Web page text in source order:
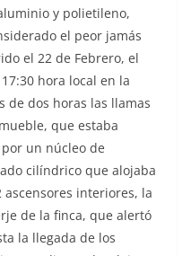
y polietileno,
el peor jamás
el 22 de Febrero, el
hora local en la
de dos horas las llamas
que estaba
un núcleo de
cilíndrico que alojaba
ascensores interiores, la
de la finca, que alertó
la llegada de los